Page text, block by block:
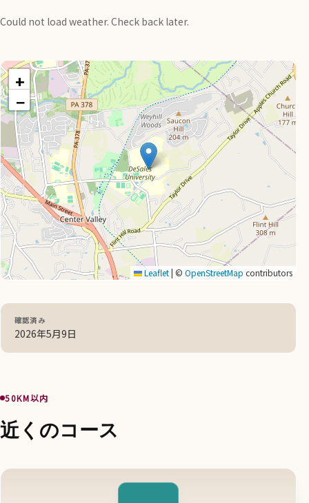
Could not load weather. Check back later.
+
−
Leaflet ©OpenStreetMap contributors
確認済み
2026年5月9日
50KM以内
近くのコース